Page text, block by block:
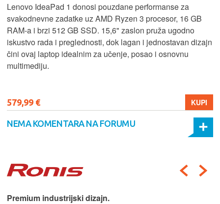
Lenovo IdeaPad 1 donosi pouzdane performanse za
svakodnevne zadatke uz AMD Ryzen 3 procesor, 16 GB
RAM-a i brzi 512 GB SSD. 15,6" zaslon pruža ugodno
iskustvo rada i preglednosti, dok lagan i jednostavan dizajn
čini ovaj laptop idealnim za učenje, posao i osnovnu
multimediju.
579,99 € KUPI
NEMA KOMENTARA NA FORUMU
Premium industrijski dizajn.